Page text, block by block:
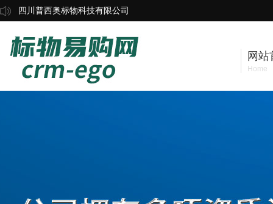
四川普西奥标物科技有限公司
网站
Home